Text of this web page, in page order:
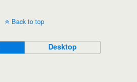
Back to top
Desktop